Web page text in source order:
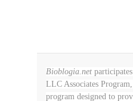
Bioblogia.net
LLC Associates
program designed to